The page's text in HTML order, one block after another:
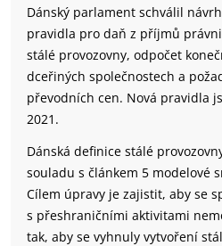
Dánský parlament schválil
pravidla pro daň z příjmů
stálé provozovny, odpočet
dceřiných společnostech a
převodních cen. Nová pravidla
2021.
Dánská definice stálé
souladu s článkem 5 modelové
Cílem úpravy je zajistit, aby se
s přeshraničními aktivitami
tak, aby se vyhnuly vytvoření